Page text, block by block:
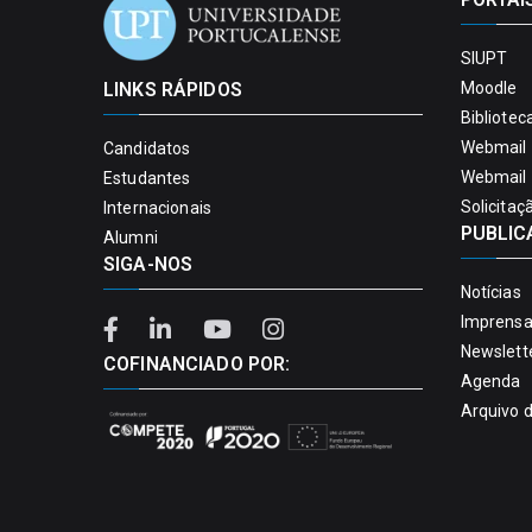
LINKS RÁPIDOS
Candidatos
Estudantes
Internacionais
Alumni
SIGA-NOS
COFINANCIADO POR:
SIUPT
Moodle
Webmail
Webmail
Notícias
Imprensa
Agenda
Arquivo